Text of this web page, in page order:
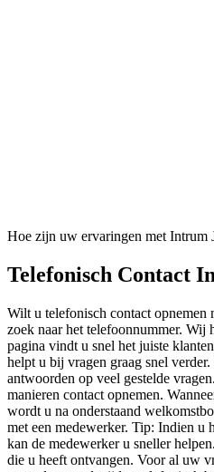
Hoe zijn uw ervaringen met Intrum
Telefonisch Contact
Wilt u telefonisch contact opnemen
zoek naar het telefoonnummer. Wij
pagina vindt u snel het juiste
helpt u bij vragen graag snel
antwoorden op veel gestelde
manieren contact opnemen.
wordt u na onderstaand
met een medewerker. Tip: Indien u
kan de medewerker u sneller
die u heeft ontvangen. Voor al uw